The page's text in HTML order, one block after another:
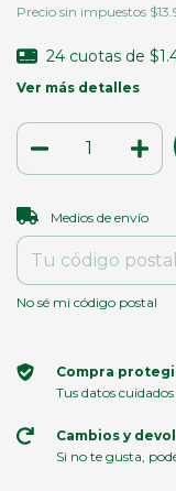
Precio sin impuestos
24 cuotas de
Ver más detalles
Entregas para el CP:
Medios de envío
No sé mi código postal
Compra
Tus datos
Cambios y
Si no te gusta,